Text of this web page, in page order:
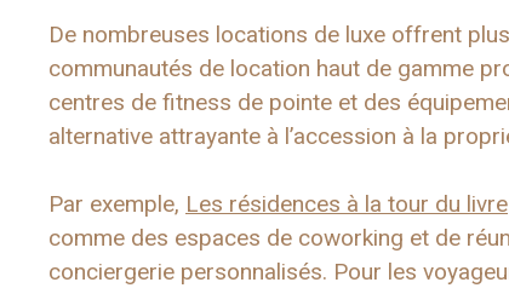
De nombreuses locations de luxe offrent
communautés de location haut de gamme
centres de fitness de pointe et des
alternative attrayante à l’accession à la
Par exemple, Les résidences à la tour du livre
comme des espaces de coworking et de
conciergerie personnalisés. Pour les